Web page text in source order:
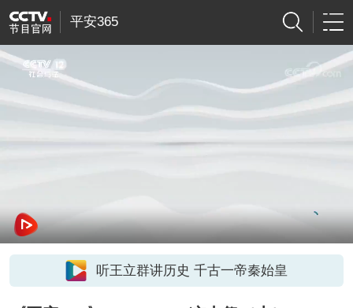
平安365
听王立群讲历史 千古一帝秦始皇